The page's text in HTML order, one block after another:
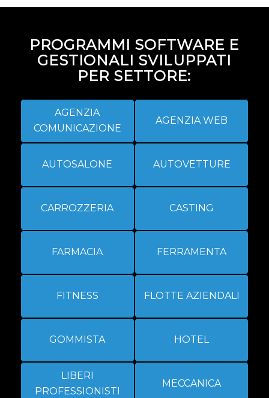
PROGRAMMI SOFTWARE E
GESTIONALI SVILUPPATI
PER SETTORE:
AGENZIA
COMUNICAZIONE
AGENZIA WEB
AUTOSALONE AUTOVETTURE
CARROZZERIA CASTING
FARMACIA FERRAMENTA
FITNESS FLOTTE AZIENDALI
GOMMISTA HOTEL
LIBERI
PROFESSIONISTI
MECCANICA